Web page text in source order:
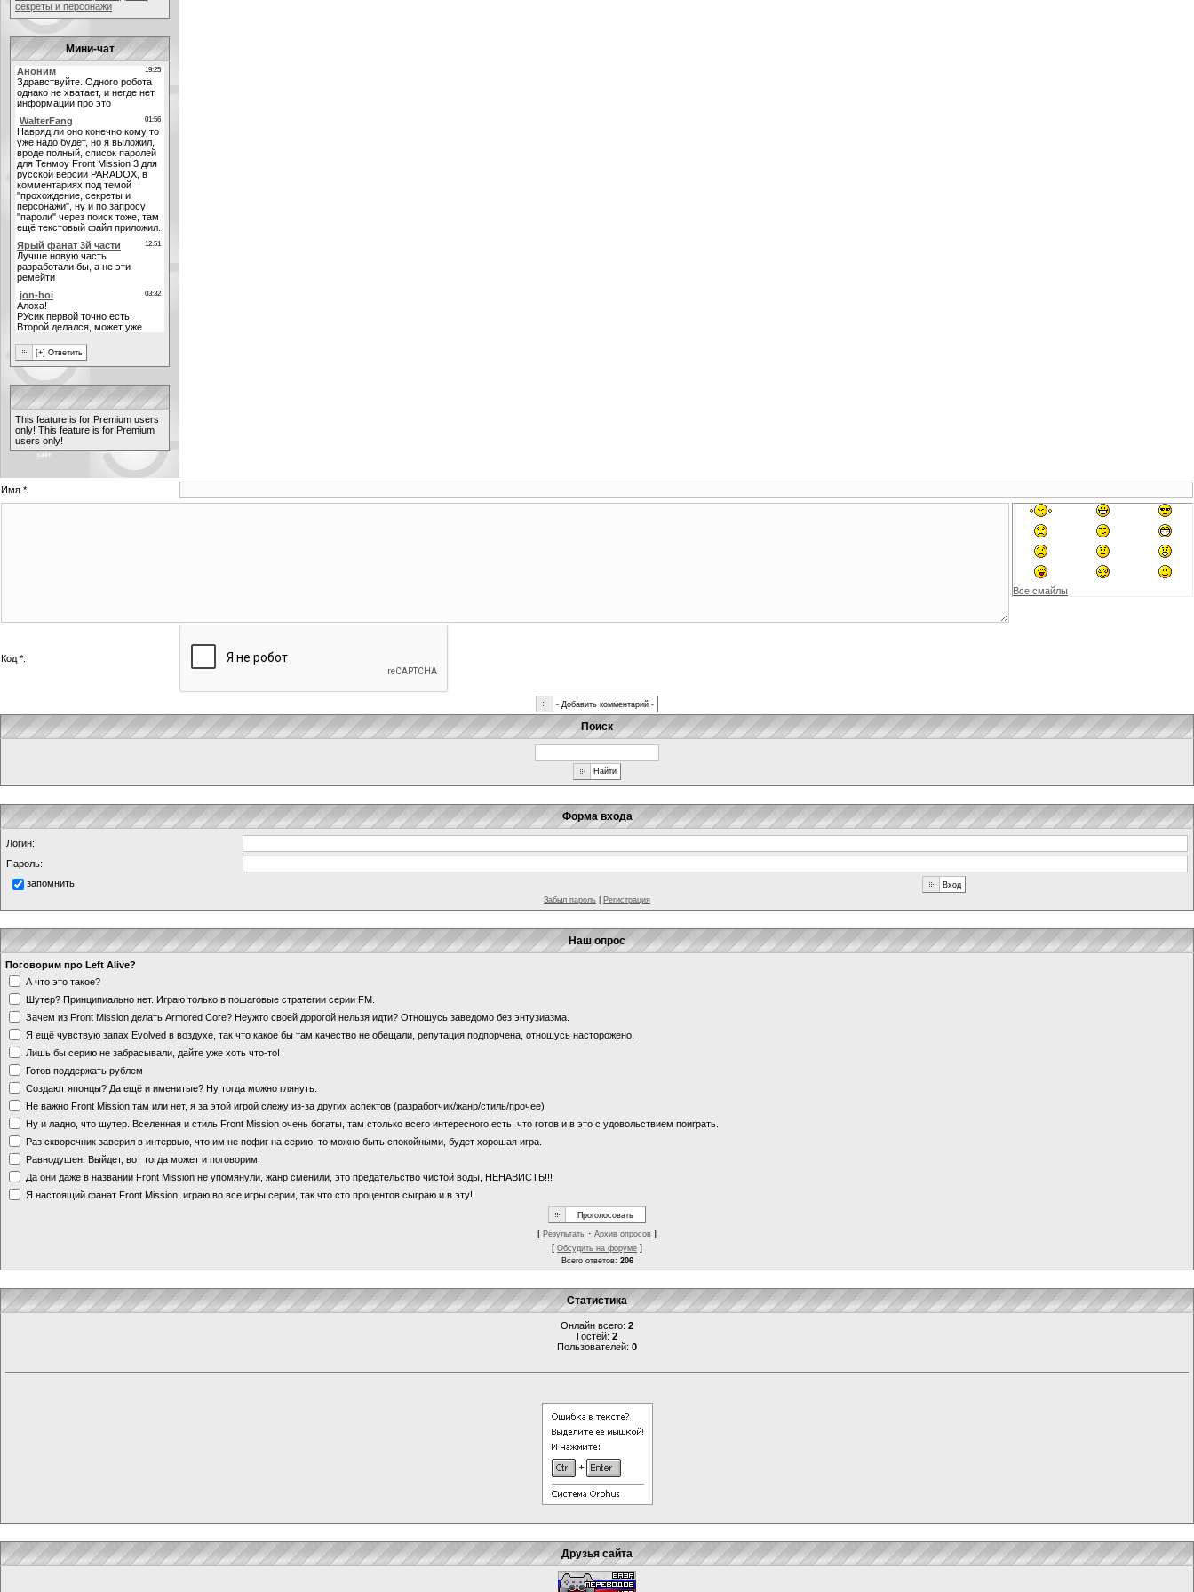
секреты и персонажи
Мини-чат
This feature is for Premium users
only! This feature is for Premium
users only!
Имя *:
Все смайлы
Код *:
Поиск
Форма входа
Логин:
Пароль:
запомнить
Забыл пароль Регистрация
Наш опрос
Поговорим про Left Alive?
А что это такое?
Шутер? Принципиально нет. Играю только в пошаговые стратегии серии FM.
Зачем из Front Mission делать Armored Core? Неужто своей дорогой нельзя идти? Отношусь заведомо без энтузиазма.
Я ещё чувствую запах Evolved в воздухе, так что какое бы там качество не обещали, репутация подпорчена, отношусь насторожено.
Лишь бы серию не забрасывали, дайте уже хоть что-то!
Готов поддержать рублем
Создают японцы? Да ещё и именитые? Ну тогда можно глянуть.
Не важно Front Mission там или нет, я за этой игрой слежу из-за других аспектов (разработчик/жанр/стиль/прочее)
Ну и ладно, что шутер. Вселенная и стиль Front Mission очень богаты, там столько всего интересного есть, что готов и в это с удовольствием поиграть.
Раз скворечник заверил в интервью, что им не пофиг на серию, то можно быть спокойными, будет хорошая игра.
Равнодушен. Выйдет, вот тогда может и поговорим.
Да они даже в названии Front Mission не упомянули, жанр сменили, это предательство чистой воды, НЕНАВИСТЬ!!!
Я настоящий фанат Front Mission, играю во все игры серии, так что сто процентов сыграю и в эту!
[ Результаты · Архив опросов ]
[ Обсудить на форуме ]
Всего ответов: 206
Статистика
Онлайн всего: 2
Гостей: 2
Пользователей: 0
Друзья сайта